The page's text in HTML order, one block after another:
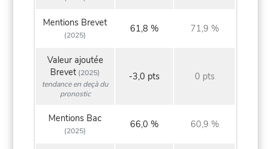
Mentions Brevet
(2025)
61,8 % 71,9 %
Valeur ajoutée
Brevet (2025)
tendance en deçà du
pronostic
-3,0 pts 0 pts
Mentions Bac
(2025)
66,0 % 60,9 %